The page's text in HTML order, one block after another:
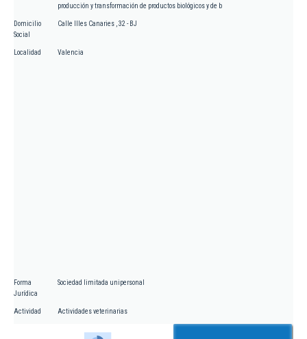
producción y transformación de productos biológicos y de b
Domicilio
Social
Calle Illes Canaries , 32 - BJ
Localidad Valencia
Forma
Jurídica
Sociedad limitada unipersonal
Actividad Actividades veterinarias